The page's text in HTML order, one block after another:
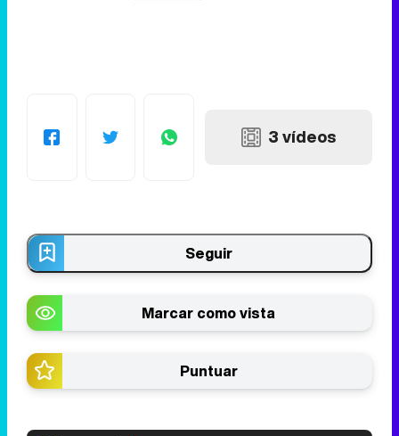
3 vídeos
Seguir
Marcar como vista
Puntuar